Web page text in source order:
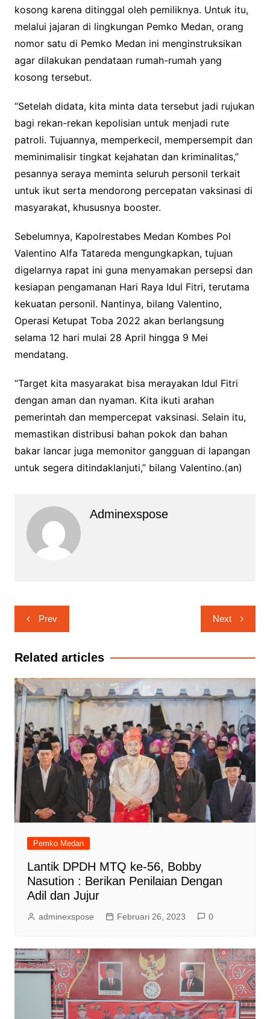
kosong karena ditinggal oleh pemiliknya. Untuk itu,
melalui jajaran di lingkungan Pemko Medan, orang
nomor satu di Pemko Medan ini menginstruksikan
agar dilakukan pendataan rumah-rumah yang
kosong tersebut.
“Setelah didata, kita minta data tersebut jadi rujukan
bagi rekan-rekan kepolisian untuk menjadi rute
patroli. Tujuannya, memperkecil, mempersempit dan
meminimalisir tingkat kejahatan dan kriminalitas,”
pesannya seraya meminta seluruh personil terkait
untuk ikut serta mendorong percepatan vaksinasi di
masyarakat, khususnya booster.
Sebelumnya, Kapolrestabes Medan Kombes Pol
Valentino Alfa Tatareda mengungkapkan, tujuan
digelarnya rapat ini guna menyamakan persepsi dan
kesiapan pengamanan Hari Raya Idul Fitri, terutama
kekuatan personil. Nantinya, bilang Valentino,
Operasi Ketupat Toba 2022 akan berlangsung
selama 12 hari mulai 28 April hingga 9 Mei
mendatang.
“Target kita masyarakat bisa merayakan Idul Fitri
dengan aman dan nyaman. Kita ikuti arahan
pemerintah dan mempercepat vaksinasi. Selain itu,
memastikan distribusi bahan pokok dan bahan
bakar lancar juga memonitor gangguan di lapangan
untuk segera ditindaklanjuti,” bilang Valentino.(an)
Adminexspose
Navigasi
pos
Prev Next
Related articles
Pemko Medan
Lantik DPDH MTQ ke-56, Bobby
Nasution : Berikan Penilaian Dengan
Adil dan Jujur
adminexspose Februari 26, 2023 0